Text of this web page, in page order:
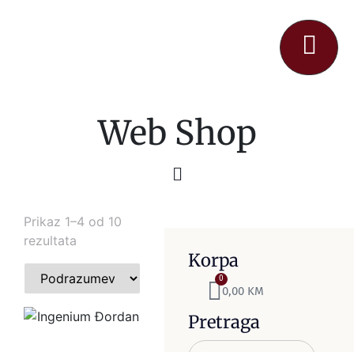
Web Shop
Korpa
0,00 KM
0
Pretraga
Prikaz 1–4 od 10
rezultata